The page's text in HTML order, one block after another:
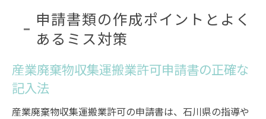
申請書類の作成ポイントとよく
あるミス対策
産業廃棄物収集運搬業許可申請書の正確な
記入法
産業廃棄物収集運搬業許可の申請書は、石川県の指導や